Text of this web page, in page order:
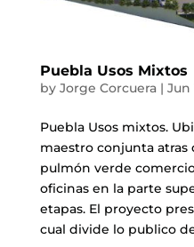
Puebla Usos Mixtos
by Jorge Corcuera| Jun
Puebla Usos mixtos.
maestro conjunta
pulmón verde
oficinas en la parte
etapas. El proyecto
cual divide lo publico